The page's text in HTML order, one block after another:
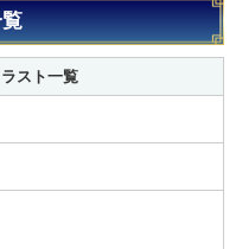
スト一覧